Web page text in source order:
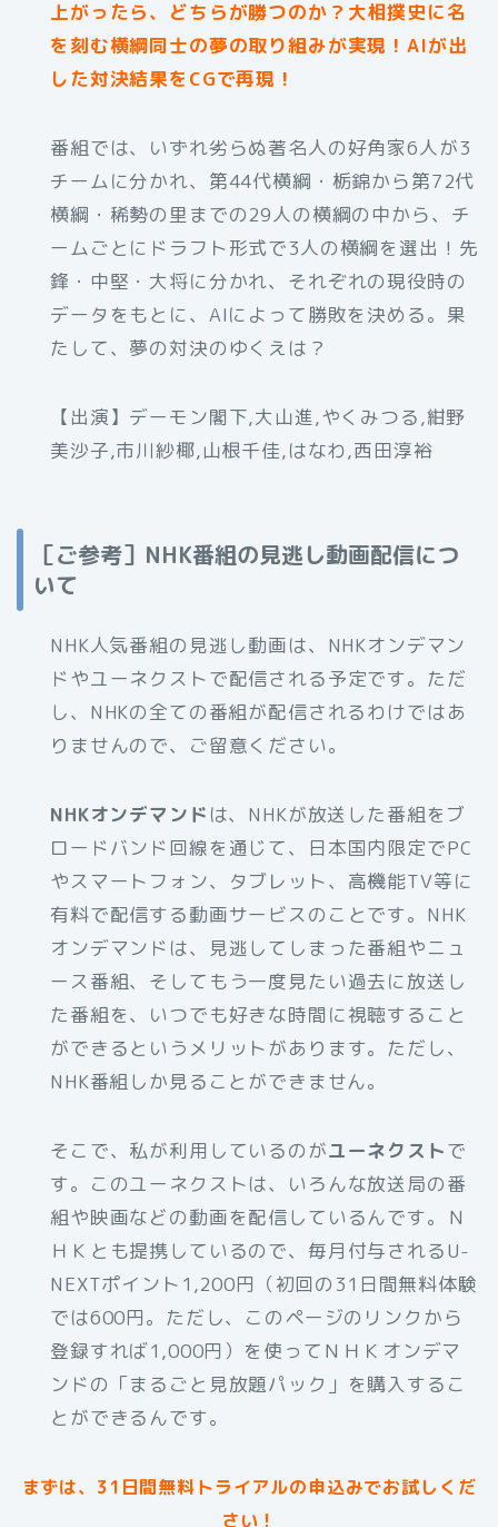
上がったら、どちらが勝つのか？大相撲史に名
を刻む横綱同士の夢の取り組みが実現！AIが出
した対決結果をCGで再現！
番組では、いずれ劣らぬ著名人の好角家6人が3
チームに分かれ、第44代横綱・栃錦から第72代
横綱・稀勢の里までの29人の横綱の中から、チ
ームごとにドラフト形式で3人の横綱を選出！先
鋒・中堅・大将に分かれ、それぞれの現役時の
データをもとに、AIによって勝敗を決める。果
たして、夢の対決のゆくえは？
【出演】デーモン閣下,大山進,やくみつる,紺野
美沙子,市川紗椰,山根千佳,はなわ,西田淳裕
［ご参考］NHK番組の見逃し動画配信につ
いて
NHK人気番組の見逃し動画は、NHKオンデマン
ドやユーネクストで配信される予定です。ただ
し、NHKの全ての番組が配信されるわけではあ
りませんので、ご留意ください。
NHKオンデマンド は、NHKが放送した番組をブ
ロードバンド回線を通じて、日本国内限定でPC
やスマートフォン、タブレット、高機能TV等に
有料で配信する動画サービスのことです。NHK
オンデマンドは、見逃してしまった番組やニュ
ース番組、そしてもう一度見たい過去に放送し
た番組を、いつでも好きな時間に視聴すること
ができるというメリットがあります。ただし、
NHK番組しか見ることができません。
そこで、私が利用しているのがユーネクストで
す。このユーネクストは、いろんな放送局の番
組や映画などの動画を配信しているんです。Ｎ
ＨＫとも提携しているので、毎月付与されるU-
NEXTポイント1,200円（初回の31日間無料体験
では600円。ただし、このページのリンクから
登録すれば1,000円）を使ってＮＨＫオンデマ
ンドの「まるごと見放題パック」を購入するこ
とができるんです。
まずは、31日間無料トライアルの申込みでお試しくだ
さい！